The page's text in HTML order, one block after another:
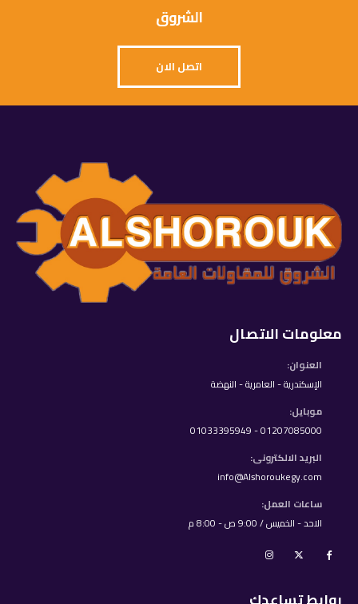
الشروق
اتصل الان
معلومات الاتصال
العنوان:
الإسكندرية - العامرية - النهضة
موبايل:
01207085000 - 01033395949
البريد الالكترونى:
info@Alshoroukegy.com
ساعات العمل:
الاحد - الخميس / 9:00 ص - 8:00 م